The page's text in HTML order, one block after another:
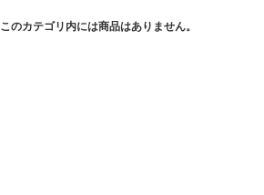
このカテゴリ内には商品はありません。